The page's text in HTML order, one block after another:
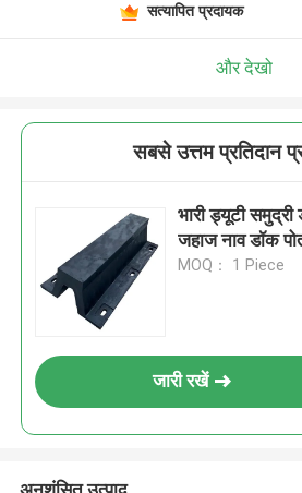
सत्यापित प्रदायक
और देखो
सबसे उत्तम प्रतिदान
भारी ड्यूटी
जहाज नाव डॉक
MOQ： 1 Piece
जारी रखें